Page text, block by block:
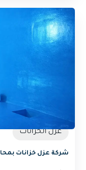
عزل الخزانات
شركة عزل خزانات بمحايل